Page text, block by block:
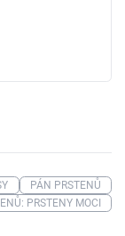
PÁN PRSTENŮ
PRSTENY MOCI